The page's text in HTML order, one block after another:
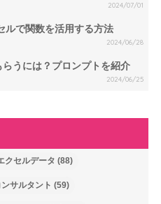
2024/07/01
ルで関数を活用する方法
2024/06/28
うには？プロンプトを紹介
2024/06/25
クセルデータ (88)
サルタント (59)